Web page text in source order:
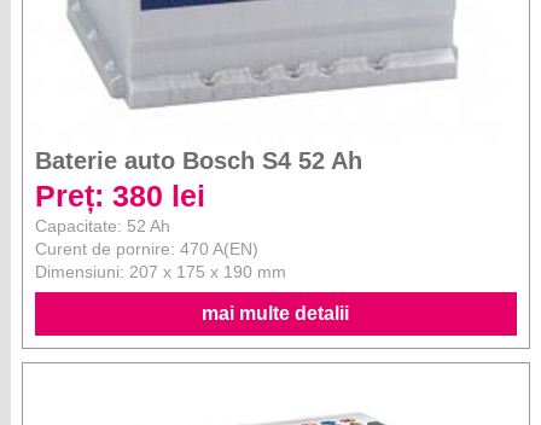
Baterie auto Bosch S4 52 Ah
Preț: 380 lei
Capacitate: 52 Ah
Curent de pornire: 470 A(EN)
Dimensiuni: 207 x 175 x 190 mm
mai multe detalii